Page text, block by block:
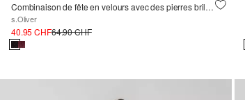
Combinaison de fête en velours avec des pierres brillantes
s.Oliver
40.95 CHF64.90 CHF